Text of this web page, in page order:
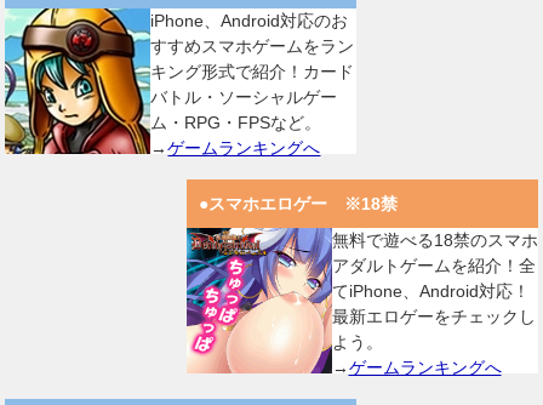
iPhone、Android対応のお
すすめスマホゲームをラン
キング形式で紹介！カード
バトル・ソーシャルゲー
ム・RPG・FPSなど。
→ゲームランキングへ
●スマホエロゲー ※18禁
無料で遊べる18禁のスマホ
アダルトゲームを紹介！全
てiPhone、Android対応！
最新エロゲーをチェックし
よう。
→ゲームランキングへ